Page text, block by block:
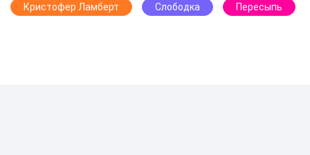
Кристофер Ламберт Слободка Пересыпь